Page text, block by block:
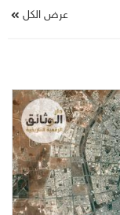
عرض الكل